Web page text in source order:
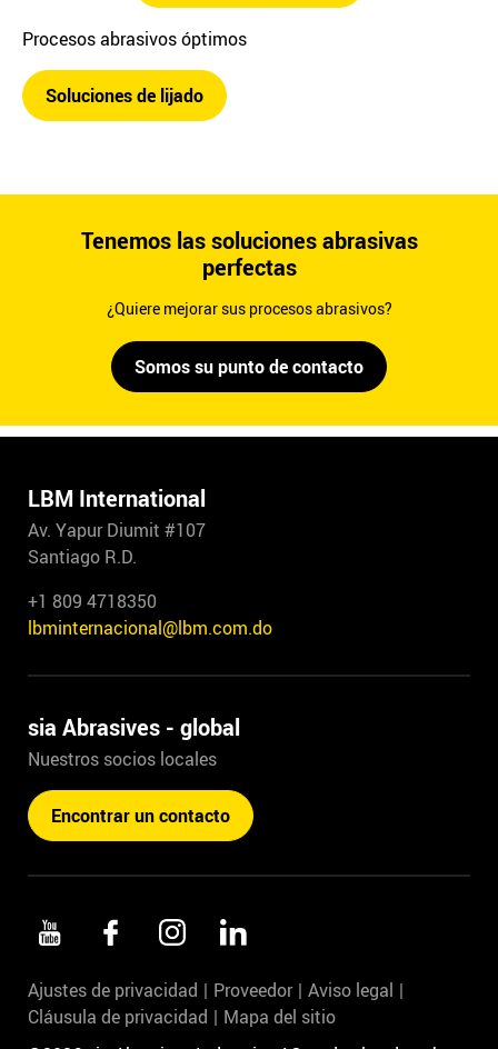
Procesos abrasivos óptimos
Soluciones de lijado
Tenemos las soluciones abrasivas
perfectas
¿Quiere mejorar sus procesos abrasivos?
Somos su punto de contacto
LBM International
Av. Yapur Diumit #107
Santiago R.D.
+1 809 4718350
lbminternacional@lbm.com.do
sia Abrasives - global
Nuestros socios locales
Encontrar un contacto
Ajustes de privacidad Proveedor
Aviso legal
Cláusula de privacidad
Mapa del sitio